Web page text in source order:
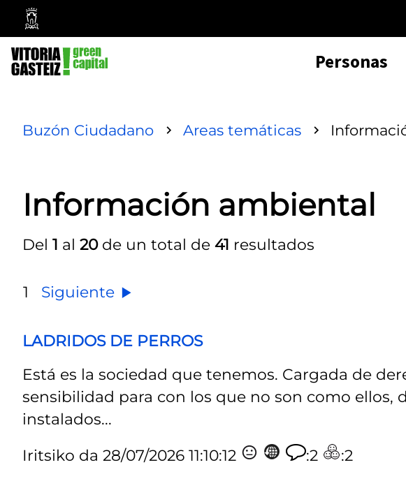
Ayuntamiento
Vitoria-
Gasteiz
Personas
Buzón Ciudadano Areas temáticas
Información ambiental
Del 1 al 20de un total de 41 resultados
1 Siguiente
LADRIDOS DE PERROS
Está es la sociedad que tenemos. Cargada de
sensibilidad para con los que no son como ellos,
instalados...
Iritsiko da 28/07/2026 11:10:12 :2 :2